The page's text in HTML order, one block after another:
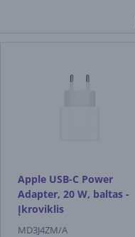
Apple USB-C Power
Adapter, 20 W, baltas -
Įkroviklis
MD3J4ZM/A